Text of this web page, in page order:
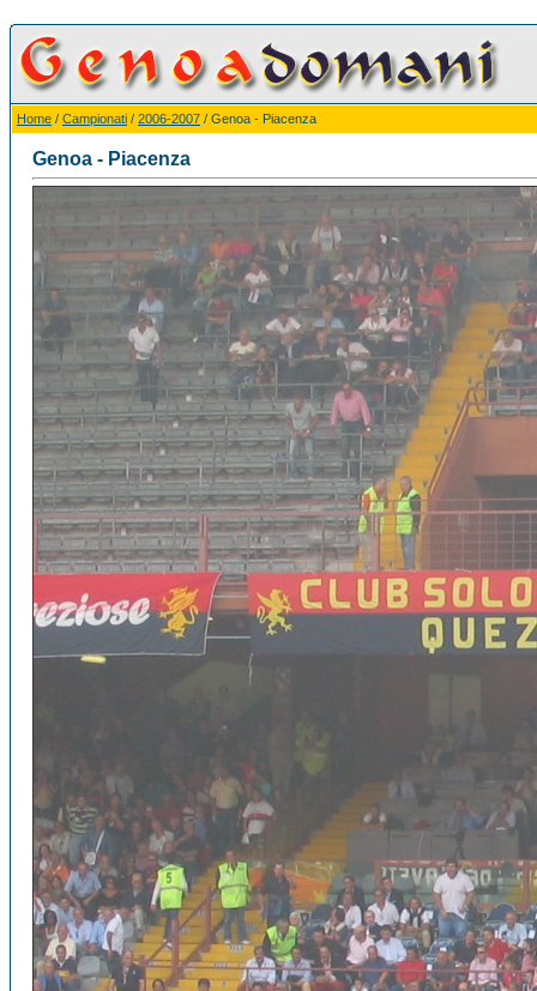
Home / Campionati / 2006-2007 / Genoa - Piacenza
Genoa - Piacenza